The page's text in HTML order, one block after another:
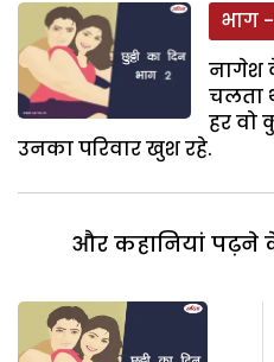
भाग
नागेश
चलता
हर वो
उनका परिवार खुश रहे.
और कहानियां पढ़ने